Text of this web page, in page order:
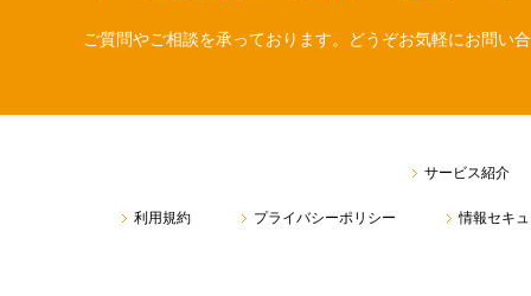
ご質問やご相談を承っております。どうぞお気軽にお問い
サービス紹介
利用規約 プライバシーポリシー 情報セキ